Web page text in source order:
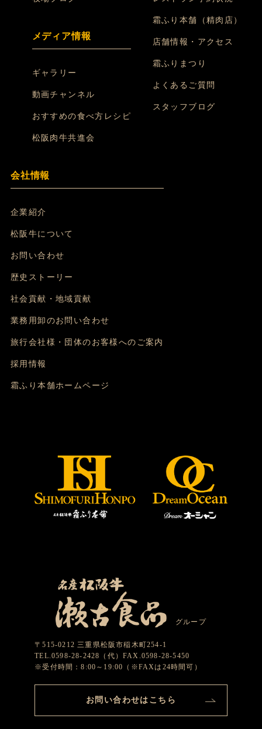
メディア情報
ギャラリー
動画チャンネル
おすすめの食べ方レシピ
松阪肉牛共進会
霜ふり本舗（精肉店）
店舗情報・アクセス
霜ふりまつり
よくあるご質問
スタッフブログ
会社情報
企業紹介
松阪牛について
お問い合わせ
歴史ストーリー
社会貢献・地域貢献
業務用卸のお問い合わせ
旅行会社様・団体のお客様へのご案内
採用情報
霜ふり本舗ホームページ
グループ
〒515-0212 三重県松阪市稲木町254-1
TEL.0598-28-2428（代）FAX.0598-28-5450
※受付時間：8:00～19:00（※FAXは24時間可）
お問い合わせはこちら